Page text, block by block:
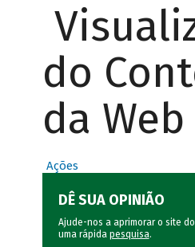
do
da Web
Ações
DÊ SUA OPINIÃO
Ajude-nos a aprimorar o site
uma rápida pesquisa.